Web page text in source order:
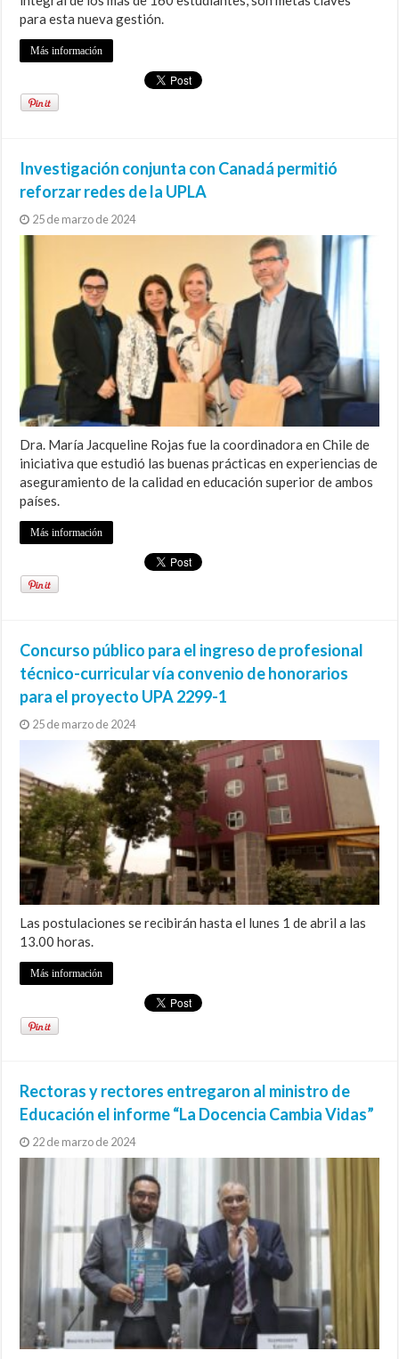
para esta nueva gestión.
Más información
Investigación conjunta con Canadá permitió
reforzar redes de la UPLA
25 de marzo de 2024
Dra. María Jacqueline Rojas fue la coordinadora en Chile de
iniciativa que estudió las buenas prácticas en experiencias de
aseguramiento de la calidad en educación superior de ambos
países.
Más información
Concurso público para el ingreso de profesional
técnico-curricular vía convenio de honorarios
para el proyecto UPA 2299-1
25 de marzo de 2024
Las postulaciones se recibirán hasta el lunes 1 de abril a las
13.00 horas.
Más información
Rectoras y rectores entregaron al ministro de
Educación el informe “La Docencia Cambia Vidas”
22 de marzo de 2024